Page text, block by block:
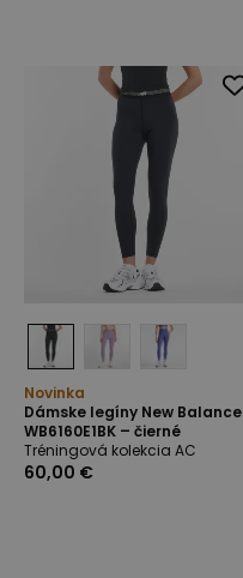
Novinka
Dámske legíny New Balance
WB6160E1BK – čierné
Tréningová kolekcia AC
60,00 €